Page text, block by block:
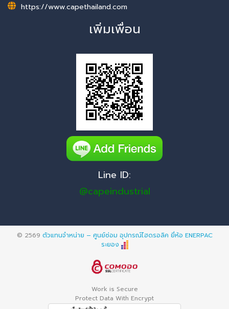
https://www.capethailand.com
เพิ่มเพื่อน
Line ID:
@capeindustrial
© 2569 ตัวแทนจำหน่าย – ศูนย์ซ่อม อุปกรณ์ไฮดรอลิค ยี่ห้อ ENERPAC
ระยอง
Work is Secure
Protect Data With Encrypt